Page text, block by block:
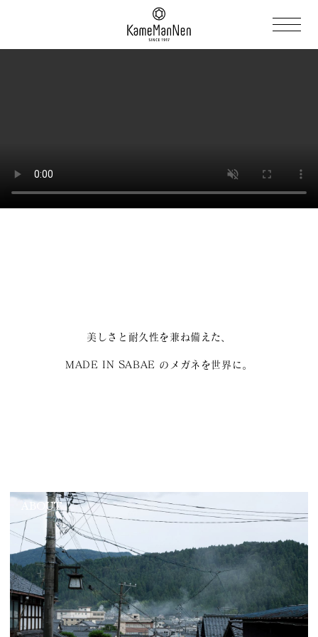
美しさと耐久性を兼ね備えた、
MADE IN SABAE のメガネを世界に。
ABOUT